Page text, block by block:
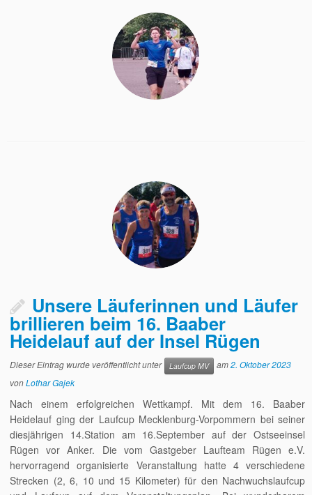
Unsere Läuferinnen und Läufer
brillieren beim 16. Baaber
Heidelauf auf der Insel Rügen
Dieser Eintrag wurde veröffentlicht unter Laufcup MV am2. Oktober 2023
vonLothar Gajek
Nach einem erfolgreichen Wettkampf. Mit dem 16. Baaber
Heidelauf ging der Laufcup Mecklenburg-Vorpommern bei seiner
diesjährigen 14.Station am 16.September auf der Ostseeinsel
Rügen vor Anker. Die vom Gastgeber Laufteam Rügen e.V.
hervorragend organisierte Veranstaltung hatte 4 verschiedene
Strecken (2, 6, 10 und 15 Kilometer) für den Nachwuchslaufcup